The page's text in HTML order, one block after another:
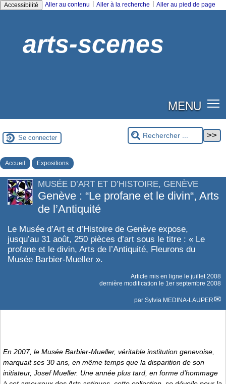
Accessibilité Aller au contenu Aller à la recherche Aller au pied de page
arts-scenes
MENU
Se connecter
Accueil Expositions
MUSÉE D’ART ET D’HISTOIRE, GENÈVE
Genève : “Le profane et le divin“, Arts
de l’Antiquité
Le Musée d’Art et d’Histoire de Genève expose,
jusqu’au 31 août, 250 pièces d’art sous le titre : « Le
profane et le divin, Arts de l’Antiquité, Fleurons du
Musée Barbier-Mueller ».
Article mis en ligne le juillet 2008
dernière modification le 1er septembre 2008
par Sylvia MEDINA-LAUPER
En 2007, le Musée Barbier-Mueller, véritable institution genevoise,
marquait ses 30 ans, en même temps que la disparition de son
initiateur, Josef Mueller. Une année plus tard, en forme d’hommage